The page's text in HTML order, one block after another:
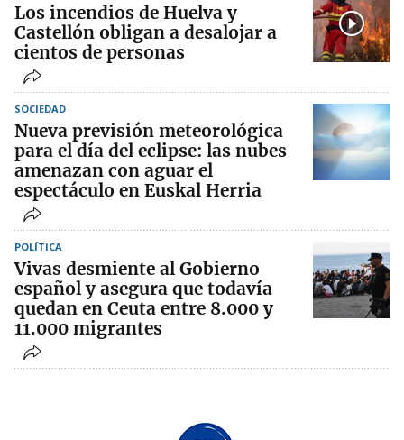
Los incendios de Huelva y
Castellón obligan a desalojar a
cientos de personas
SOCIEDAD
Nueva previsión meteorológica
para el día del eclipse: las nubes
amenazan con aguar el
espectáculo en Euskal Herria
POLÍTICA
Vivas desmiente al Gobierno
español y asegura que todavía
quedan en Ceuta entre 8.000 y
11.000 migrantes